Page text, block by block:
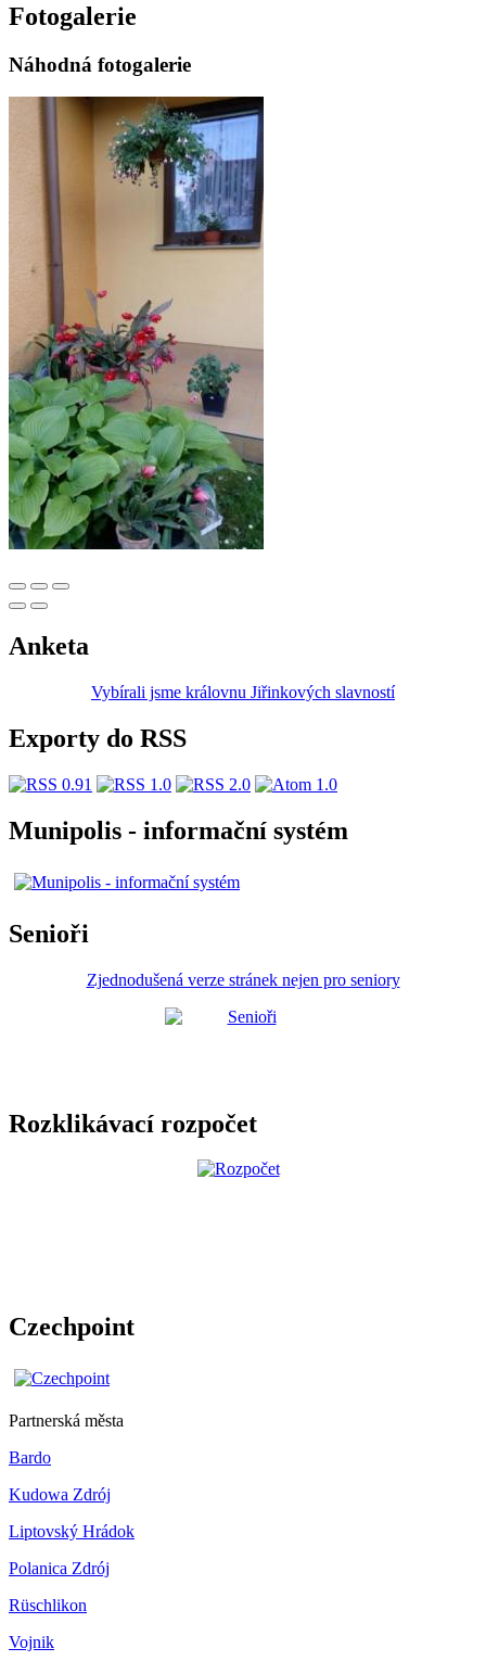
Fotogalerie
Náhodná fotogalerie
Anketa
Vybírali jsme královnu Jiřinkových slavností
Exporty do RSS
Munipolis - informační systém
Senioři
Zjednodušená verze stránek nejen pro seniory
Rozklikávací rozpočet
Czechpoint
Partnerská města
Bardo
Kudowa Zdrój
Liptovský Hrádok
Polanica Zdrój
Rüschlikon
Vojnik